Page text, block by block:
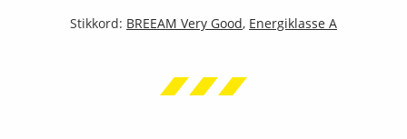
Stikkord: BREEAM Very Good, Energiklasse A